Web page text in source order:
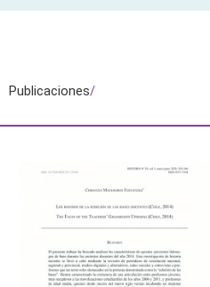
Publicaciones/